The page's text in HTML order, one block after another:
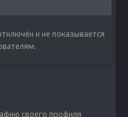
и не показывается
своего профиля